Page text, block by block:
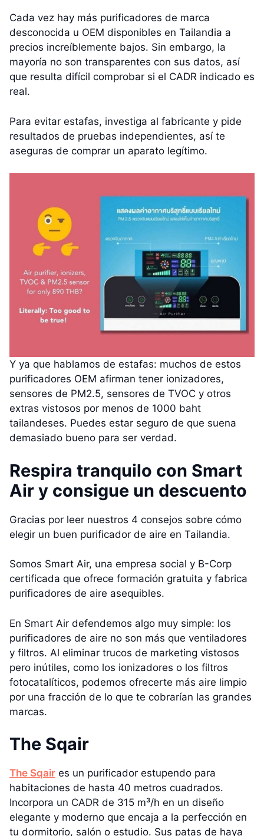
Cada vez hay más purificadores de marca
desconocida u OEM disponibles en Tailandia a
precios increíblemente bajos. Sin embargo, la
mayoría no son transparentes con sus datos, así
que resulta difícil comprobar si el CADR indicado es
real.
Para evitar estafas, investiga al fabricante y pide
resultados de pruebas independientes, así te
aseguras de comprar un aparato legítimo.
Y ya que hablamos de estafas: muchos de estos
purificadores OEM afirman tener ionizadores,
sensores de PM2.5, sensores de TVOC y otros
extras vistosos por menos de 1000 baht
tailandeses. Puedes estar seguro de que suena
demasiado bueno para ser verdad.
Respira tranquilo con Smart
Air y consigue un descuento
Gracias por leer nuestros 4 consejos sobre cómo
elegir un buen purificador de aire en Tailandia.
Somos Smart Air, una empresa social y B-Corp
certificada que ofrece formación gratuita y fabrica
purificadores de aire asequibles.
En Smart Air defendemos algo muy simple: los
purificadores de aire no son más que ventiladores
y filtros. Al eliminar trucos de marketing vistosos
pero inútiles, como los ionizadores o los filtros
fotocatalíticos, podemos ofrecerte más aire limpio
por una fracción de lo que te cobrarían las grandes
marcas.
The Sqair
The Sqair es un purificador estupendo para
habitaciones de hasta 40 metros cuadrados.
Incorpora un CADR de 315 m³/h en un diseño
elegante y moderno que encaja a la perfección en
tu dormitorio, salón o estudio. Sus patas de haya